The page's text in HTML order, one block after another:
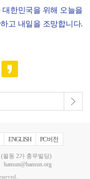
한민국을 위해 오늘을
고 내일을 조망합니다.
ENGLISH PC버전
필동 2가 충무빌딩)
hansun@hansun.org